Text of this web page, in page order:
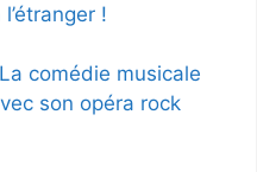
!
comédie musicale
son opéra rock